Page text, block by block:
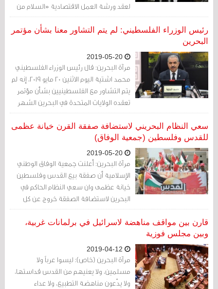
لعقد ورشة العمل الاقتصادية «السلام من
أجل الازدهار» على أرض البحرين.
رئيس الوزراء الفلسطيني: لم يتم التشاور معنا بشأن مؤتمر
البحرين
مرآة البحرين: قال رئيس الوزراء الفلسطيني
محمد اشتية اليوم الاثنين 20 مايو 2019، إنه لم
يتم التشاور مع الفلسطينيين بشأن مؤتمر
تعقده الولايات المتحدة في البحرين الشهر
المقبل ويهدف لتشجيع الاستثمار الدولي في
الضفة الغربية وقطاع غزة.
سعي النظام البحريني لاستضافة صفقة القرن خيانة عظمى
للقدس وفلسطين (جمعية الوفاق)
مرآة البحرين: أعلنت جمعية الوفاق الوطني
الإسلامية أن صفقة بيع القدس وفلسطين
خيانة عظمى وان سعي النظام الحاكم في
البحرين لاستضافة الصفقة خروج عن كل
الثوابت الوطنية والاسلامية والانسانية
وانحلال كامل من المسئولية.
قارن بين مواقف مناهضة لاسرائيل في برلمانات غربية،
وبين مجلس فوزية
مرآة البحرين (خاص): ليسوا عرباً ولا
مسلمين، ولا يعنيهم من القدس قداستها،
ولا يدّعون مناهضة التطبيع، ولا عداء